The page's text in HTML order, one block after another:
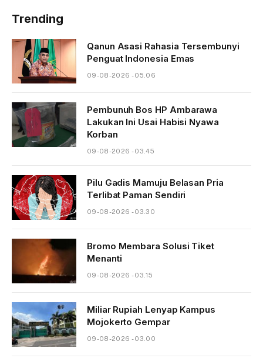
Trending
Qanun Asasi Rahasia Tersembunyi
Penguat Indonesia Emas
09-08-2026 - 05.06
Pembunuh Bos HP Ambarawa
Lakukan Ini Usai Habisi Nyawa
Korban
09-08-2026 - 03.45
Pilu Gadis Mamuju Belasan Pria
Terlibat Paman Sendiri
09-08-2026 - 03.30
Bromo Membara Solusi Tiket
Menanti
09-08-2026 - 03.15
Miliar Rupiah Lenyap Kampus
Mojokerto Gempar
09-08-2026 - 03.00